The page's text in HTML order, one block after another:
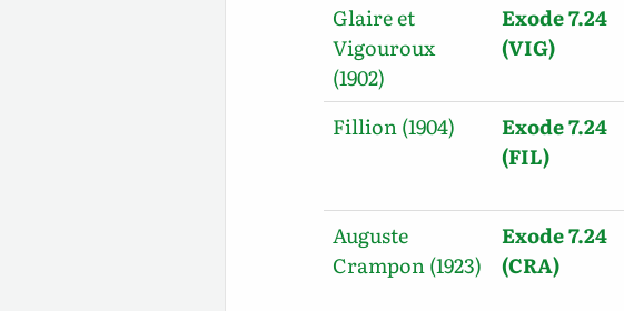
Glaire et
Vigouroux
(1902)
Exode 7.24
(VIG)
Fillion (1904)
Exode 7.24
(FIL)
Auguste
Crampon (1923)
Exode 7.24
(CRA)